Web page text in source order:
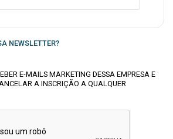
NEWSLETTER?
E-MAILS MARKETING DESSA EMPRESA E
A INSCRIÇÃO A QUALQUER